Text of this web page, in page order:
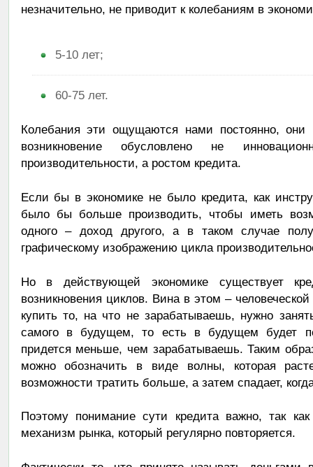
незначительно, не приводит к колебаниям в
5-10 лет;
60-75 лет.
Колебания эти ощущаются нами постоянно,
возникновение обусловлено не
производительности, а ростом кредита.
Если бы в экономике не было кредита, как
было бы больше производить, чтобы иметь
одного – доход другого, а в таком случае
графическому изображению цикла
Но в действующей экономике существует
возникновения циклов. Вина в этом –
купить то, на что не зарабатываешь, нужно
самого в будущем, то есть в будущем будет
придется меньше, чем зарабатываешь. Таким
можно обозначить в виде волны, которая
возможности тратить больше, а затем спадает,
Поэтому понимание сути кредита важно, так
механизм рынка, который регулярно повторяется.